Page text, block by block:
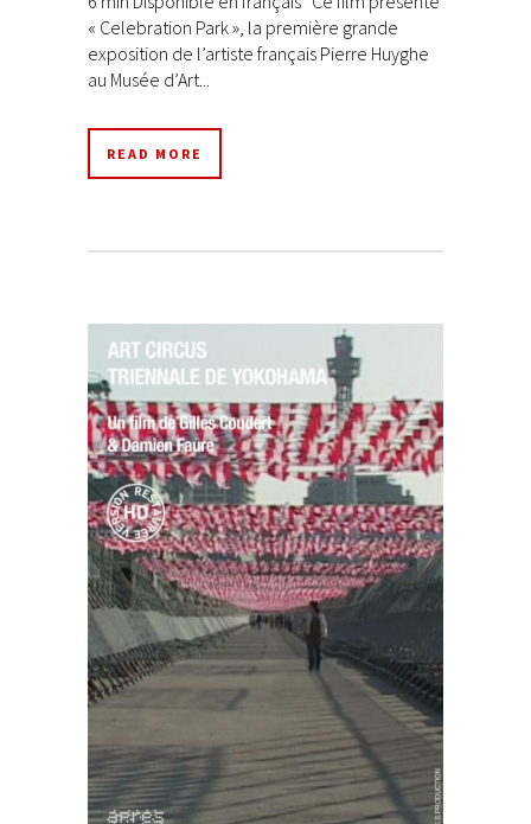
« Celebration Park », la première grande
exposition de l’artiste français Pierre Huyghe
au Musée d’Art...
READ MORE